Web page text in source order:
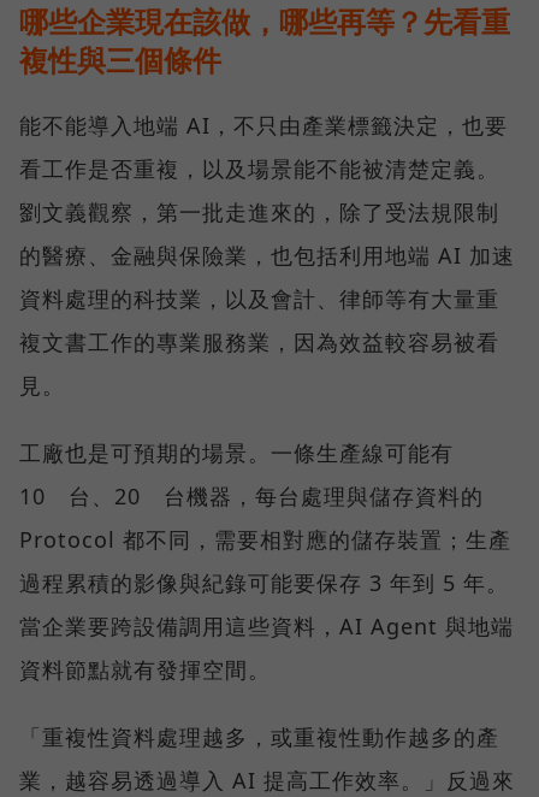
哪些企業現在該做，哪些再等？先看重
複性與三個條件
能不能導入地端 AI，不只由產業標籤決定，也要
看工作是否重複，以及場景能不能被清楚定義。
劉文義觀察，第一批走進來的，除了受法規限制
的醫療、金融與保險業，也包括利用地端 AI 加速
資料處理的科技業，以及會計、律師等有大量重
複文書工作的專業服務業，因為效益較容易被看
見。
工廠也是可預期的場景。一條生產線可能有
10 台、20 台機器，每台處理與儲存資料的
Protocol 都不同，需要相對應的儲存裝置；生產
過程累積的影像與紀錄可能要保存 3 年到 5 年。
當企業要跨設備調用這些資料，AI Agent 與地端
資料節點就有發揮空間。
「重複性資料處理越多，或重複性動作越多的產
業，越容易透過導入 AI 提高工作效率。」反過來